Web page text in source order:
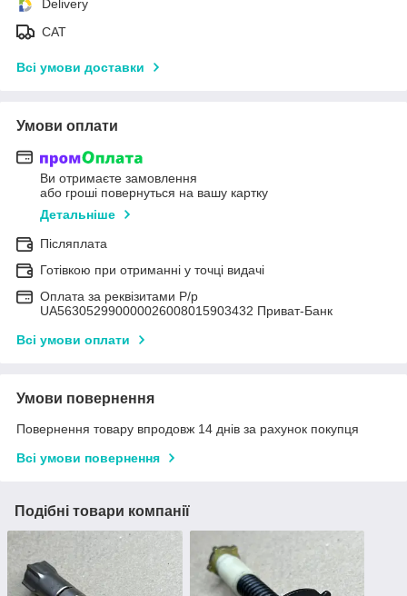
Delivery
САТ
Всі умови доставки
Умови оплати
Ви отримаєте замовлення
або гроші повернуться на вашу картку
Детальніше
Післяплата
Готівкою при отриманні у точці видачі
Оплата за реквізитами Р/р
UA563052990000026008015903432 Приват-Банк
Всі умови оплати
Умови повернення
Повернення товару впродовж 14 днів за рахунок покупця
Всі умови повернення
Подібні товари компанії